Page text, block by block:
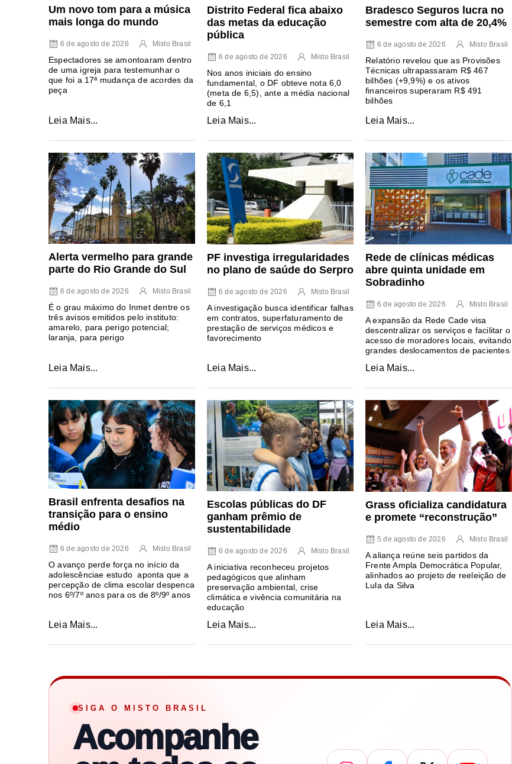
Um novo tom para a música
mais longa do mundo
6 de agosto de 2026 Misto Brasil
Espectadores se amontoaram dentro
de uma igreja para testemunhar o
que foi a 17ª mudança de acordes da
peça
Leia Mais...
Distrito Federal fica abaixo
das metas da educação
pública
6 de agosto de 2026 Misto Brasil
Nos anos iniciais do ensino
fundamental, o DF obteve nota 6,0
(meta de 6,5), ante a média nacional
de 6,1
Leia Mais...
Bradesco Seguros lucra no
semestre com alta de 20,4%
6 de agosto de 2026 Misto Brasil
Relatório revelou que as Provisões
Técnicas ultrapassaram R$ 467
bilhões (+9,9%) e os ativos
financeiros superaram R$ 491
bilhões
Leia Mais...
Alerta vermelho para grande
parte do Rio Grande do Sul
6 de agosto de 2026 Misto Brasil
É o grau máximo do Inmet dentre os
três avisos emitidos pelo instituto:
amarelo, para perigo potencial;
laranja, para perigo
Leia Mais...
PF investiga irregularidades
no plano de saúde do Serpro
6 de agosto de 2026 Misto Brasil
A investigação busca identificar falhas
em contratos, superfaturamento de
prestação de serviços médicos e
favorecimento
Leia Mais...
Rede de clínicas médicas
abre quinta unidade em
Sobradinho
6 de agosto de 2026 Misto Brasil
A expansão da Rede Cade visa
descentralizar os serviços e facilitar o
acesso de moradores locais, evitando
grandes deslocamentos de pacientes
Leia Mais...
Brasil enfrenta desafios na
transição para o ensino
médio
6 de agosto de 2026 Misto Brasil
O avanço perde força no início da
adolescênciae estudo aponta que a
percepção de clima escolar despenca
nos 6º/7º anos para os de 8º/9º anos
Leia Mais...
Escolas públicas do DF
ganham prêmio de
sustentabilidade
6 de agosto de 2026 Misto Brasil
A iniciativa reconheceu projetos
pedagógicos que alinham
preservação ambiental, crise
climática e vivência comunitária na
educação
Leia Mais...
Grass oficializa candidatura
e promete “reconstrução”
5 de agosto de 2026 Misto Brasil
A aliança reúne seis partidos da
Frente Ampla Democrática Popular,
alinhados ao projeto de reeleição de
Lula da Silva
Leia Mais...
SIGA O MISTO BRASIL
Acompanhe